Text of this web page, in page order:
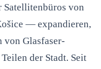
von
— expandieren,
von Glasfaser-
der Stadt. Seit